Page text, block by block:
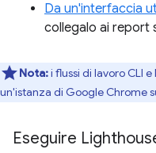
Da un'interfaccia
collegalo ai report
Nota:i flussi di lavoro CLI
un'istanza di Google Chrome
Eseguire